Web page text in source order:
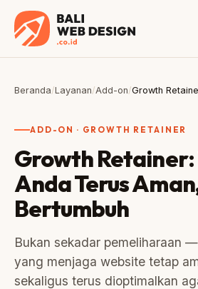
Beranda/Layanan/Add-on/Growth
ADD-ON · GROWTH RETAINER
Growth
Anda Terus
Bertumbuh
Bukan sekadar pemeliharaan
yang menjaga website tetap
sekaligus terus dioptimalkan